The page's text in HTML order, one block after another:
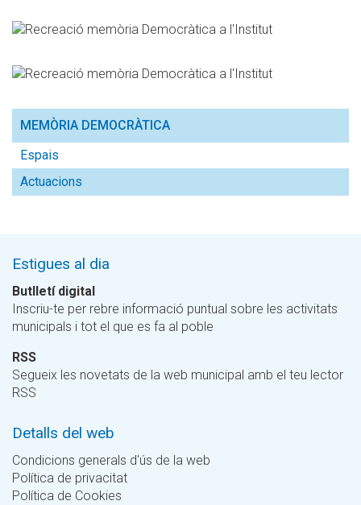
MEMÒRIA DEMOCRÀTICA
Espais
Actuacions
Estigues al dia
Butlletí digital
Inscriu-te per rebre informació puntual sobre les activitats
municipals i tot el que es fa al poble
RSS
Segueix les novetats de la web municipal amb el teu lector
RSS
Detalls del web
Condicions generals d'ús de la web
Política de privacitat
Política de Cookies